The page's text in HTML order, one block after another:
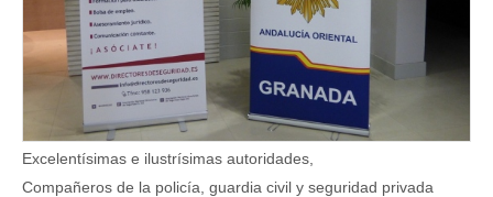
Excelentísimas e ilustrísimas autoridades,
Compañeros de la policía, guardia civil y seguridad privada